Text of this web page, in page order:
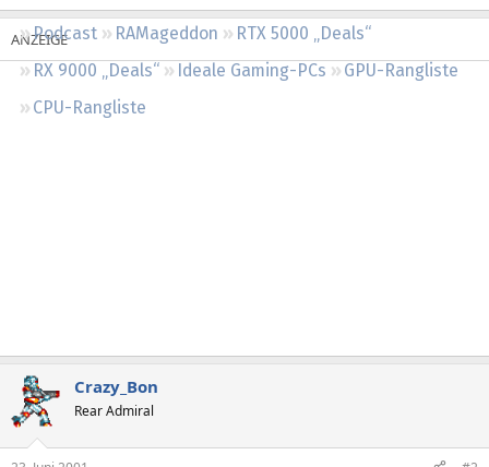
Podcast RAMageddon
RTX 5000 „Deals“
RX 9000 „Deals“
Ideale Gaming-PCs
GPU-Rangliste
CPU-Rangliste
Crazy_Bon
Rear Admiral